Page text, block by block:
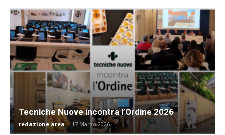
Tecniche Nuove incontra l’Ordine 2026
redazione area - 17 Marzo 2026